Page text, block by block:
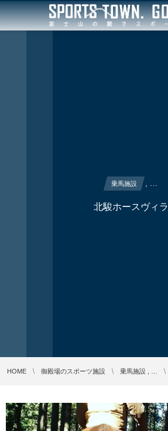
乗馬施設 , …
北駿ホースヴィラ
HOME 御殿場のスポーツ施設 乗馬施設 , …